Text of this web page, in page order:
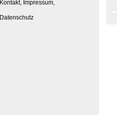
Kontakt, Impressum,
Datenschutz